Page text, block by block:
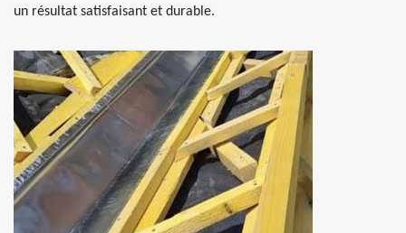
un résultat satisfaisant et durable.